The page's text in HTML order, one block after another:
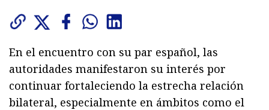
En el encuentro con su par español, las
autoridades manifestaron su interés por
continuar fortaleciendo la estrecha relación
bilateral, especialmente en ámbitos como el